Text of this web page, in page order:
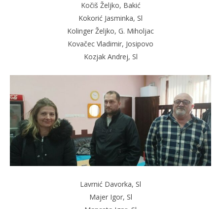
Kočiš Željko, Bakić
Kokorić Jasminka, Sl
Kolinger Željko, G. Miholjac
Kovačec Vladimir, Josipovo
Kozjak Andrej, Sl
Lavrnić Davorka, Sl
Majer Igor, Sl